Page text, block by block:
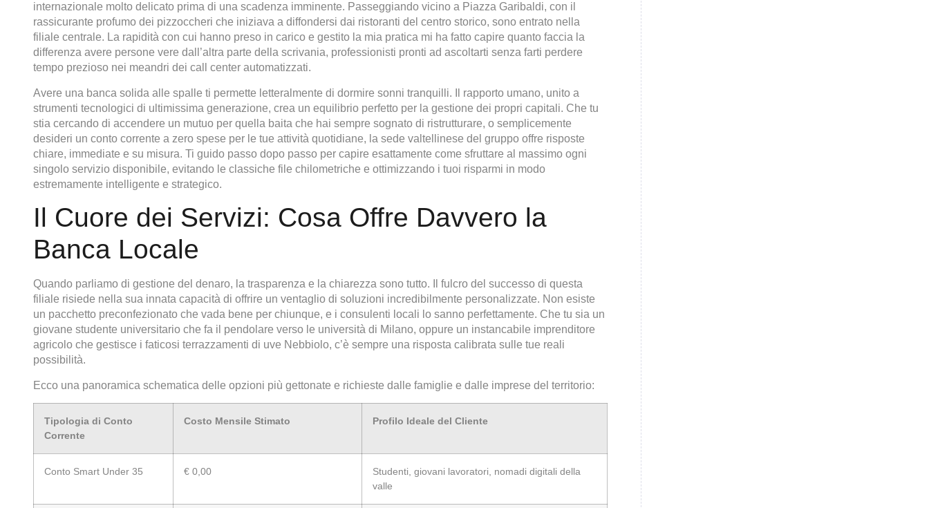
internazionale molto delicato prima di una scadenza imminente. Passeggiando vicino a Piazza Garibaldi, con il
rassicurante profumo dei pizzoccheri che iniziava a diffondersi dai ristoranti del centro storico, sono entrato nella
filiale centrale. La rapidità con cui hanno preso in carico e gestito la mia pratica mi ha fatto capire quanto faccia la
differenza avere persone vere dall’altra parte della scrivania, professionisti pronti ad ascoltarti senza farti perdere
tempo prezioso nei meandri dei call center automatizzati.
Avere una banca solida alle spalle ti permette letteralmente di dormire sonni tranquilli. Il rapporto umano, unito a
strumenti tecnologici di ultimissima generazione, crea un equilibrio perfetto per la gestione dei propri capitali. Che tu
stia cercando di accendere un mutuo per quella baita che hai sempre sognato di ristrutturare, o semplicemente
desideri un conto corrente a zero spese per le tue attività quotidiane, la sede valtellinese del gruppo offre risposte
chiare, immediate e su misura. Ti guido passo dopo passo per capire esattamente come sfruttare al massimo ogni
singolo servizio disponibile, evitando le classiche file chilometriche e ottimizzando i tuoi risparmi in modo
estremamente intelligente e strategico.
Il Cuore dei Servizi: Cosa Offre Davvero la
Banca Locale
Quando parliamo di gestione del denaro, la trasparenza e la chiarezza sono tutto. Il fulcro del successo di questa
filiale risiede nella sua innata capacità di offrire un ventaglio di soluzioni incredibilmente personalizzate. Non esiste
un pacchetto preconfezionato che vada bene per chiunque, e i consulenti locali lo sanno perfettamente. Che tu sia un
giovane studente universitario che fa il pendolare verso le università di Milano, oppure un instancabile imprenditore
agricolo che gestisce i faticosi terrazzamenti di uve Nebbiolo, c’è sempre una risposta calibrata sulle tue reali
possibilità.
Ecco una panoramica schematica delle opzioni più gettonate e richieste dalle famiglie e dalle imprese del territorio:
Tipologia di Conto
Corrente
Costo Mensile Stimato Profilo Ideale del Cliente
Conto Smart Under 35 € 0,00
Studenti, giovani lavoratori, nomadi digitali della
valle